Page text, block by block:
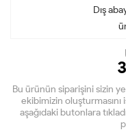
Dış
Bu ürünün siparişini sizin
ekibimizin
aşağıdaki butonlara